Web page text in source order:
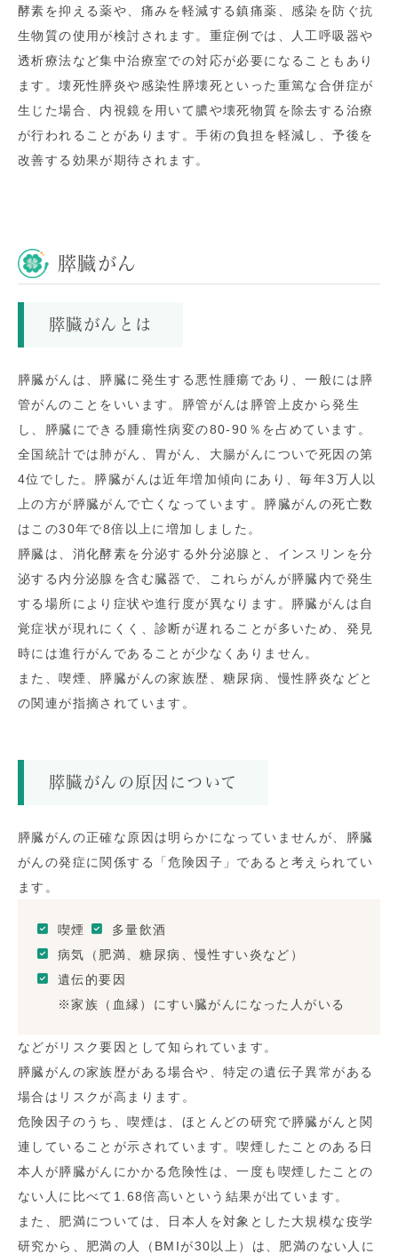
酵素を抑える薬や、痛みを軽減する鎮痛薬、感染を防ぐ抗
生物質の使用が検討されます。重症例では、人工呼吸器や
透析療法など集中治療室での対応が必要になることもあり
ます​。壊死性膵炎や感染性膵壊死といった重篤な合併症が
生じた場合、内視鏡を用いて膿や壊死物質を除去する治療
が行われることがあります。手術の負担を軽減し、予後を
改善する効果が期待されます。
膵臓がん
膵臓がんとは
膵臓がんは、膵臓に発生する悪性腫瘍であり、一般には膵
管がんのことをいいます。膵管がんは膵管上皮から発生
し、膵臓にできる腫瘍性病変の80-90 ％を占めています。
全国統計では肺がん、胃がん、大腸がんについで死因の第
4位でした。膵臓がんは近年増加傾向にあり、毎年3万人以
上の方が膵臓がんで亡くなっています。膵臓がんの死亡数
はこの30年で8倍以上に増加しました。
膵臓は、消化酵素を分泌する外分泌腺と、インスリンを分
泌する内分泌腺を含む臓器で、これらがんが膵臓内で発生
する場所により症状や進行度が異なります。膵臓がんは自
覚症状が現れにくく、診断が遅れることが多いため、発見
時には進行がんであることが少なくありません。
また、喫煙、膵臓がんの家族歴、糖尿病、慢性膵炎などと
の関連が指摘されています。
膵臓がんの原因について
膵臓がんの正確な原因は明らかになっていませんが、膵臓
がんの発症に関係する「危険因子」であると考えられてい
ます。
喫煙
多量飲酒
病気（肥満、糖尿病、慢性すい炎など）
遺伝的要因
※家族（血縁）にすい臓がんになった人がいる
などがリスク要因として知られています。
膵臓がんの家族歴がある場合や、特定の遺伝子異常がある
場合はリスクが高まります​。
危険因子のうち、喫煙は、ほとんどの研究で膵臓がんと関
連していることが示されています。喫煙したことのある日
本人が膵臓がんにかかる危険性は、一度も喫煙したことの
ない人に比べて 1.68倍高いという結果が出ています。
また、肥満については、日本人を対象とした大規模な疫学
研究から、肥満の人（ BMIが30以上）は、肥満のない人に